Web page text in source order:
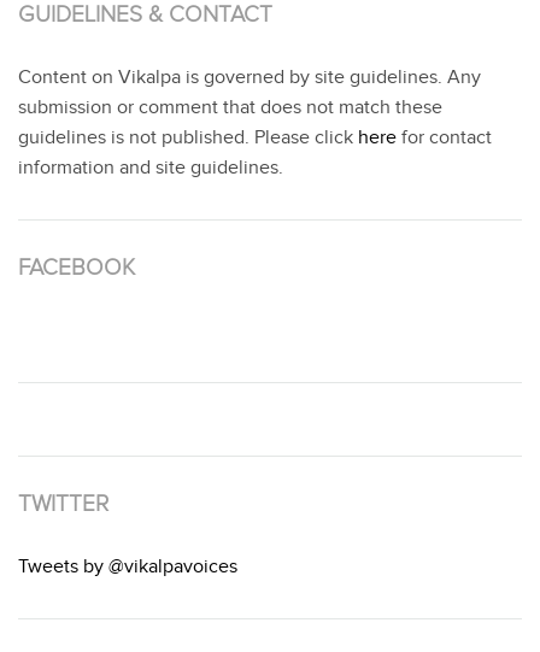
GUIDELINES & CONTACT
Content on Vikalpa is governed by site guidelines. Any
submission or comment that does not match these
guidelines is not published. Please click here for contact
information and site guidelines.
FACEBOOK
TWITTER
Tweets by @vikalpavoices